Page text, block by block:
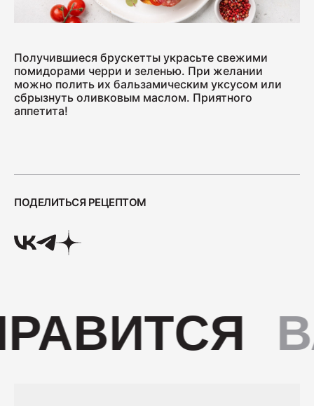
Получившиеся брускетты украсьте свежими
помидорами черри и зеленью. При желании
можно полить их бальзамическим уксусом или
сбрызнуть оливковым маслом. Приятного
аппетита!
ПОДЕЛИТЬСЯ РЕЦЕПТОМ